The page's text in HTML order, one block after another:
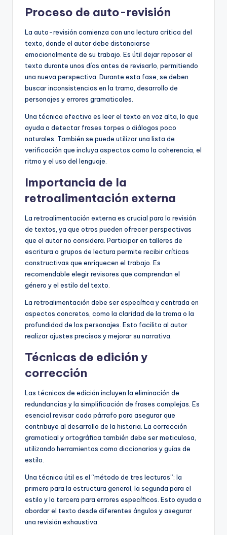
Proceso de auto-revisión
La auto-revisión comienza con una lectura crítica del
texto, donde el autor debe distanciarse
emocionalmente de su trabajo. Es útil dejar reposar el
texto durante unos días antes de revisarlo, permitiendo
una nueva perspectiva. Durante esta fase, se deben
buscar inconsistencias en la trama, desarrollo de
personajes y errores gramaticales.
Una técnica efectiva es leer el texto en voz alta, lo que
ayuda a detectar frases torpes o diálogos poco
naturales. También se puede utilizar una lista de
verificación que incluya aspectos como la coherencia, el
ritmo y el uso del lenguaje.
Importancia de la
retroalimentación externa
La retroalimentación externa es crucial para la revisión
de textos, ya que otros pueden ofrecer perspectivas
que el autor no considera. Participar en talleres de
escritura o grupos de lectura permite recibir críticas
constructivas que enriquecen el trabajo. Es
recomendable elegir revisores que comprendan el
género y el estilo del texto.
La retroalimentación debe ser específica y centrada en
aspectos concretos, como la claridad de la trama o la
profundidad de los personajes. Esto facilita al autor
realizar ajustes precisos y mejorar su narrativa.
Técnicas de edición y
corrección
Las técnicas de edición incluyen la eliminación de
redundancias y la simplificación de frases complejas. Es
esencial revisar cada párrafo para asegurar que
contribuye al desarrollo de la historia. La corrección
gramatical y ortográfica también debe ser meticulosa,
utilizando herramientas como diccionarios y guías de
estilo.
Una técnica útil es el “método de tres lecturas”: la
primera para la estructura general, la segunda para el
estilo y la tercera para errores específicos. Esto ayuda a
abordar el texto desde diferentes ángulos y asegurar
una revisión exhaustiva.